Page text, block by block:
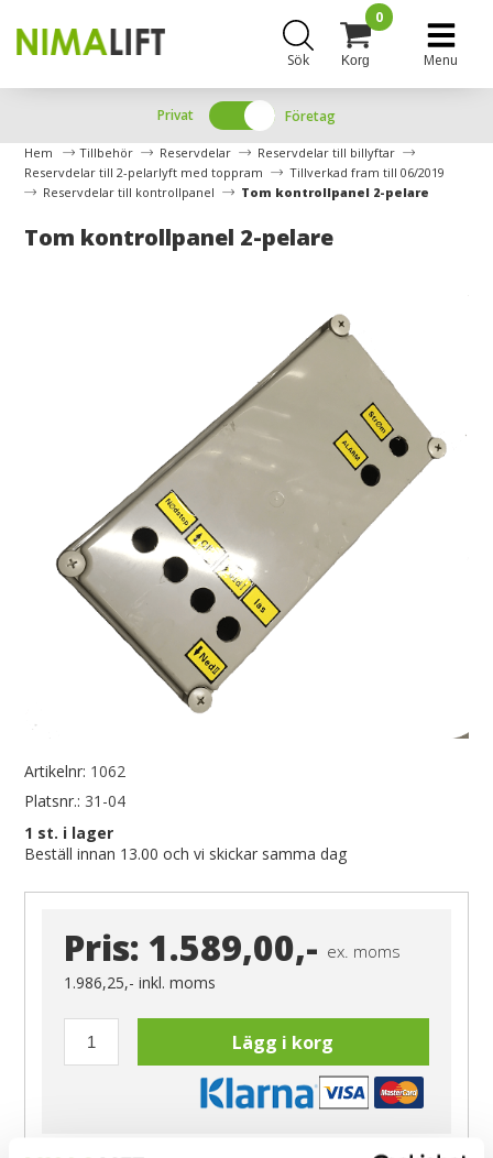
Sök Korg
0
Menu
Privat Företag
Hem Tillbehör Reservdelar
Reservdelar till billyftar
Reservdelar till 2-pelarlyft med toppram
Tillverkad fram till 06/2019
Reservdelar till kontrollpanel
Tom kontrollpanel 2-pelare
Tom kontrollpanel 2-pelare
Artikelnr: 1062
Platsnr.: 31-04
1 st. i lager
Beställ innan 13.00 och vi skickar samma dag
Pris: 1.589,00,- ex. moms
1.986,25,-inkl. moms
Lägg i korg